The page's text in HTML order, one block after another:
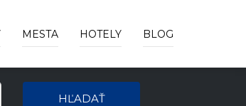
MESTA HOTELY BLOG
HĽADAŤ